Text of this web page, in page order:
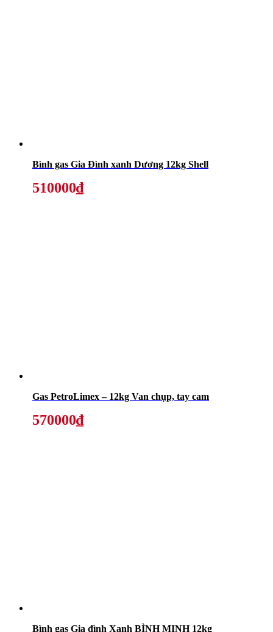
Bình gas Gia Đình xanh Dương 12kg Shell
510000₫
Gas PetroLimex – 12kg Van chụp, tay cam
570000₫
Bình gas Gia đình Xanh BÌNH MINH 12kg